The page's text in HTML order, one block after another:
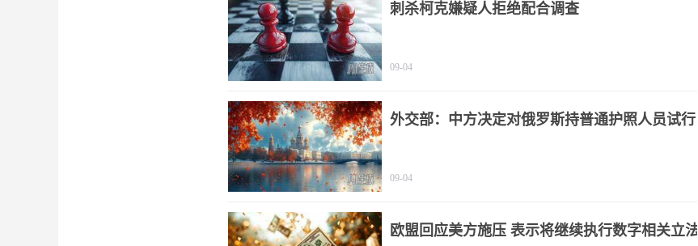
刺杀柯克嫌疑人拒绝配合调查
09-04
外交部：中方决定对俄罗斯持普通护照人员试行
09-04
欧盟回应美方施压 表示将继续执行数字相关立法